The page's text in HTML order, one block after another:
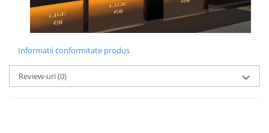
Informatii conformitate produs
Review-uri(0)